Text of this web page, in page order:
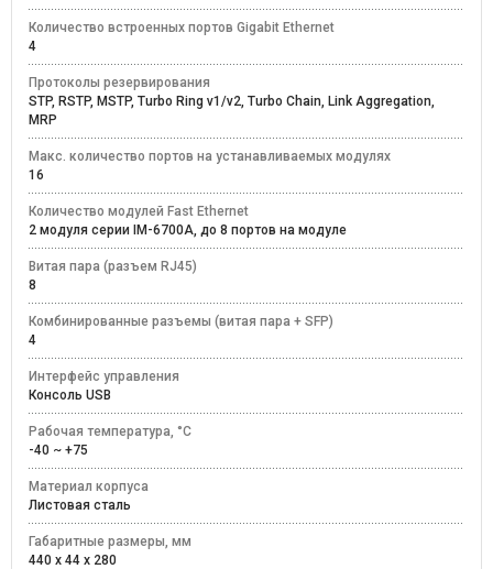
Количество встроенных портов Gigabit Ethernet
4
Протоколы резервирования
STP, RSTP, MSTP, Turbo Ring v1/v2, Turbo Chain, Link Aggregation,
MRP
Макс. количество портов на устанавливаемых модулях
16
Количество модулей Fast Ethernet
2 модуля серии IM-6700A, до 8 портов на модуле
Витая пара (разъем RJ45)
8
Комбинированные разъемы (витая пара + SFP)
4
Интерфейс управления
Консоль USB
Рабочая температура, °C
-40 ~ +75
Материал корпуса
Листовая сталь
Габаритные размеры, мм
440 x 44 x 280